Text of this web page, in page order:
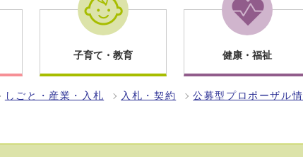
子育て・教育 健康・福祉
しごと・産業・入札 入札・契約 公募型プロポーザル